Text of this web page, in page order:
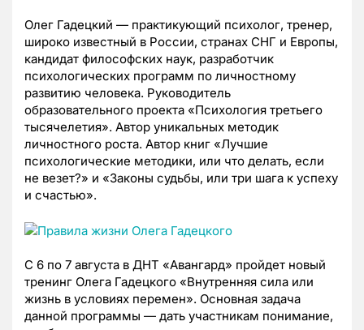
Олег Гадецкий — практикующий психолог, тренер,
широко известный в России, странах СНГ и Европы,
кандидат философских наук, разработчик
психологических программ по личностному
развитию человека. Руководитель
образовательного проекта «Психология третьего
тысячелетия». Автор уникальных методик
личностного роста. Автор книг «Лучшие
психологические методики, или что делать, если
не везет?» и «Законы судьбы, или три шага к успеху
и счастью».
С 6 по 7 августа в ДНТ «Авангард» пройдет новый
тренинг Олега Гадецкого «Внутренняя сила или
жизнь в условиях перемен». Основная задача
данной программы — дать участникам понимание,